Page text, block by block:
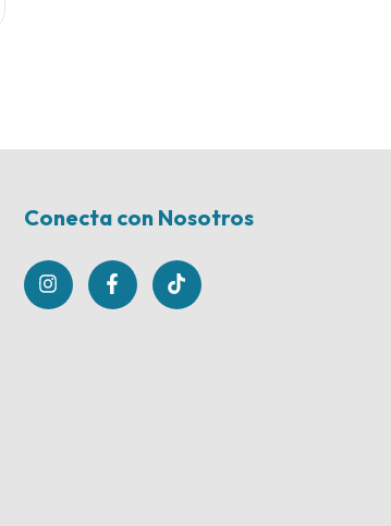
Conecta con Nosotros